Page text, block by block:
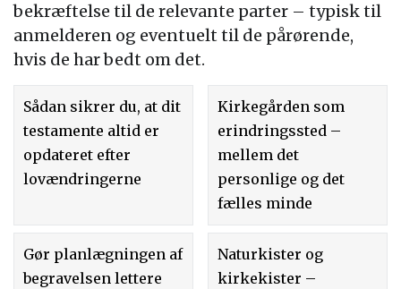
bekræftelse til de relevante parter – typisk til
anmelderen og eventuelt til de pårørende,
hvis de har bedt om det.
Sådan sikrer du, at dit
testamente altid er
opdateret efter
lovændringerne
Kirkegården som
erindringssted –
mellem det
personlige og det
fælles minde
Gør planlægningen af
begravelsen lettere
Naturkister og
kirkekister –